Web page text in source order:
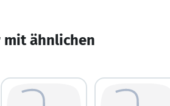
mit ähnlichen